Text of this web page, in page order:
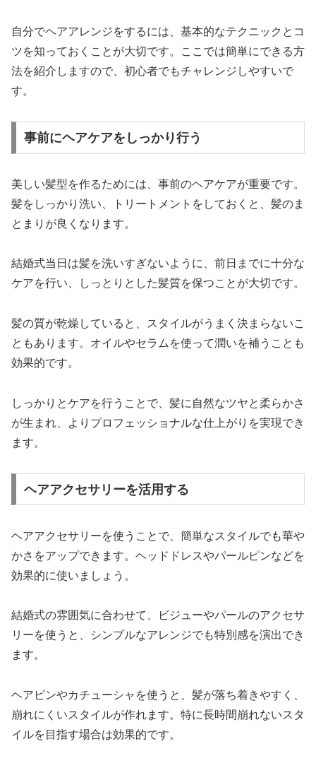
自分でヘアアレンジをするには、基本的なテクニックとコ
ツを知っておくことが大切です。ここでは簡単にできる方
法を紹介しますので、初心者でもチャレンジしやすいで
す。
事前にヘアケアをしっかり行う
美しい髪型を作るためには、事前のヘアケアが重要です。
髪をしっかり洗い、トリートメントをしておくと、髪のま
とまりが良くなります。
結婚式当日は髪を洗いすぎないように、前日までに十分な
ケアを行い、しっとりとした髪質を保つことが大切です。
髪の質が乾燥していると、スタイルがうまく決まらないこ
ともあります。オイルやセラムを使って潤いを補うことも
効果的です。
しっかりとケアを行うことで、髪に自然なツヤと柔らかさ
が生まれ、よりプロフェッショナルな仕上がりを実現でき
ます。
ヘアアクセサリーを活用する
ヘアアクセサリーを使うことで、簡単なスタイルでも華や
かさをアップできます。ヘッドドレスやパールピンなどを
効果的に使いましょう。
結婚式の雰囲気に合わせて、ビジューやパールのアクセサ
リーを使うと、シンプルなアレンジでも特別感を演出でき
ます。
ヘアピンやカチューシャを使うと、髪が落ち着きやすく、
崩れにくいスタイルが作れます。特に長時間崩れないスタ
イルを目指す場合は効果的です。